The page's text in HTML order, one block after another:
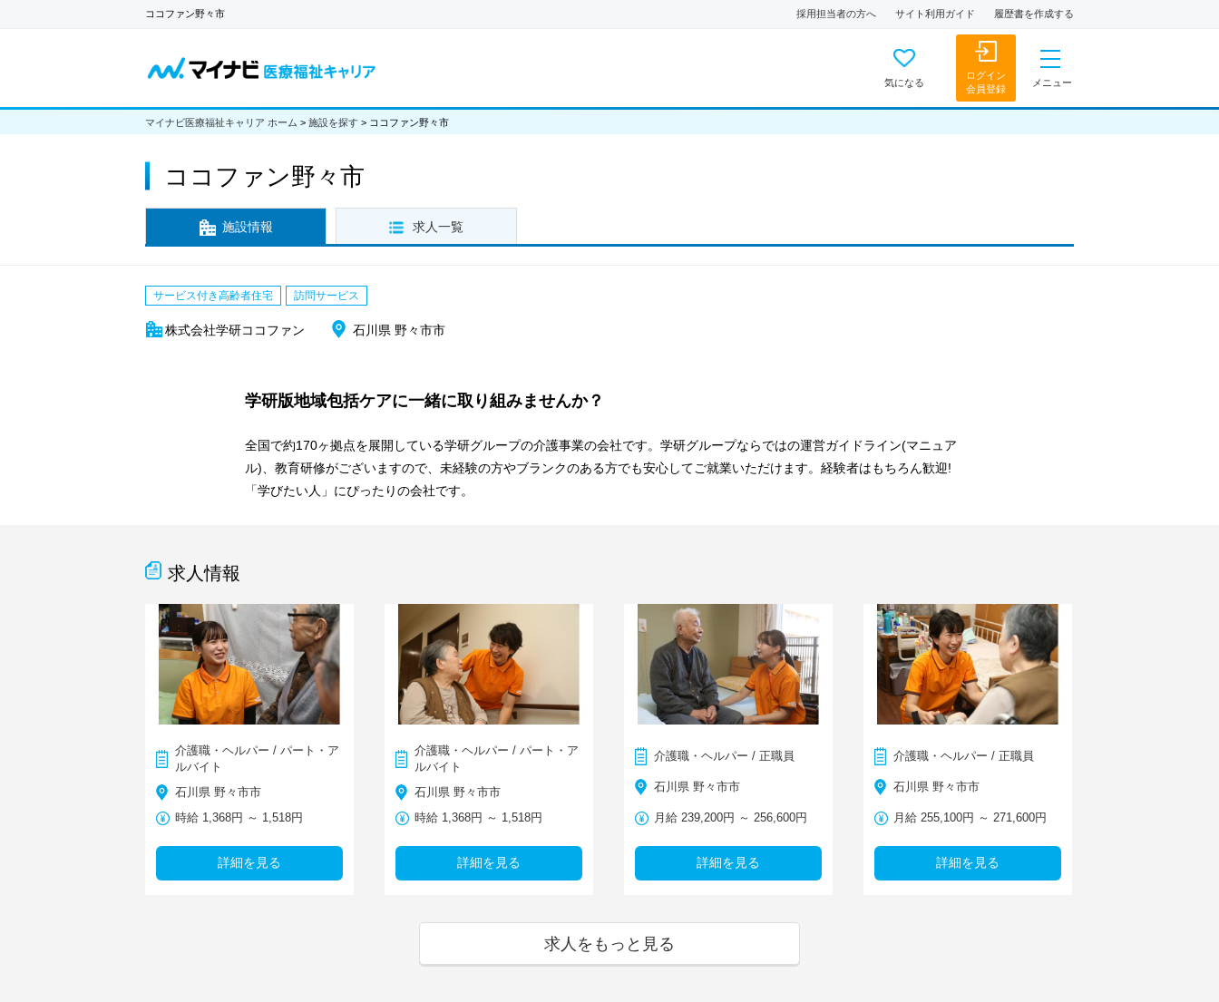
ココファン野々市 採用担当者の方へ サイト利用ガイド 履歴書を作成する
気になる
ログイン
会員登録
メニュー
マイナビ医療福祉キャリア ホーム > 施設を探す > ココファン野々市
ココファン野々市
施設情報 求人一覧
サービス付き高齢者住宅 訪問サービス
株式会社学研ココファン 石川県 野々市市
学研版地域包括ケアに一緒に取り組みませんか？
全国で約170ヶ拠点を展開している学研グループの介護事業の会社です。学研グループならではの運営ガイドライン(マニュア
ル)、教育研修がございますので、未経験の方やブランクのある方でも安心してご就業いただけます。経験者はもちろん歓迎!
「学びたい人」にぴったりの会社です。
求人情報
介護職・ヘルパー / パート・ア
ルバイト
石川県 野々市市
時給 1,368円 ～ 1,518円
詳細を見る
介護職・ヘルパー / パート・ア
ルバイト
石川県 野々市市
時給 1,368円 ～ 1,518円
詳細を見る
介護職・ヘルパー / 正職員
石川県 野々市市
月給 239,200円 ～ 256,600円
詳細を見る
介護職・ヘルパー / 正職員
石川県 野々市市
月給 255,100円 ～ 271,600円
詳細を見る
求人をもっと見る